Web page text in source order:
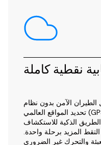
نقطية كاملة
الآمن بدون نظام
تحديد المواقع العالمي (GPS) مع الاستمرار في تلقي البيانات
الذكية للاستكشاف
المزيد برحلة واحدة.